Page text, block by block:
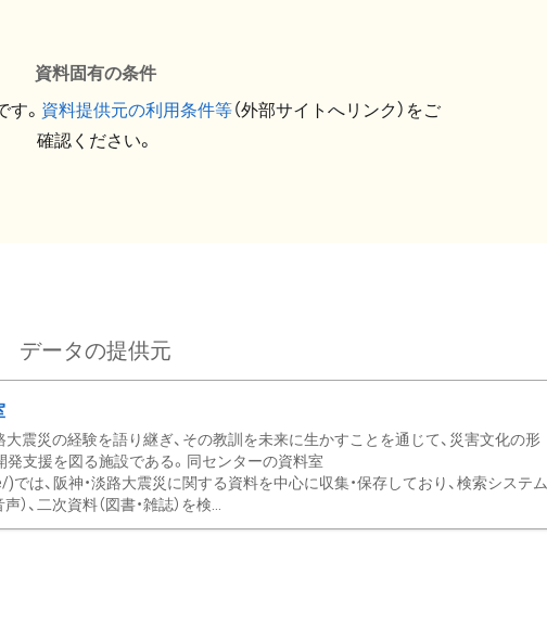
資料固有の条件
。 資料提供元の利用条件等（外部サイトへリンク）をご
確認ください。
データの提供元
大震災の経験を語り継ぎ、その教訓を未来に生かすことを通じて、災害文化の形
発支援を図る施設である。同センターの資料室
は、阪神・淡路大震災に関する資料を中心に収集・保存しており、検索システム
）、二次資料（図書・雑誌）を検...